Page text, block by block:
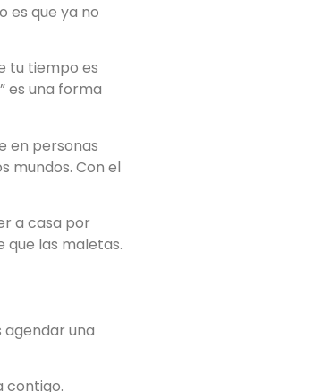
es que ya no
tu tiempo es
es una forma
en personas
mundos. Con el
a casa por
que las maletas.
una
contigo.